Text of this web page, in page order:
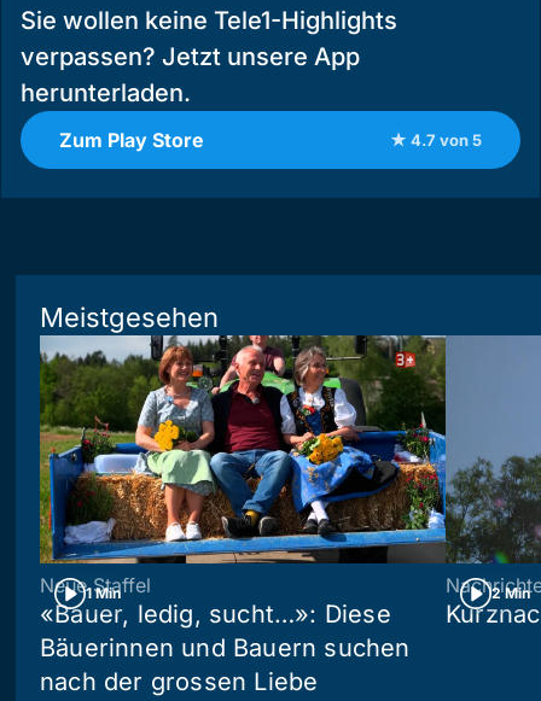
Sie wollen keine Tele1-Highlights
verpassen? Jetzt unsere App
herunterladen.
Zum Play Store ★ 4.7 von 5
Meistgesehen
1 Min
Neue Staffel
«Bauer, ledig, sucht…»: Diese
Bäuerinnen und Bauern suchen
nach der grossen Liebe
2 Min